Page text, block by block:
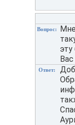
Вопрос:
Ответ: